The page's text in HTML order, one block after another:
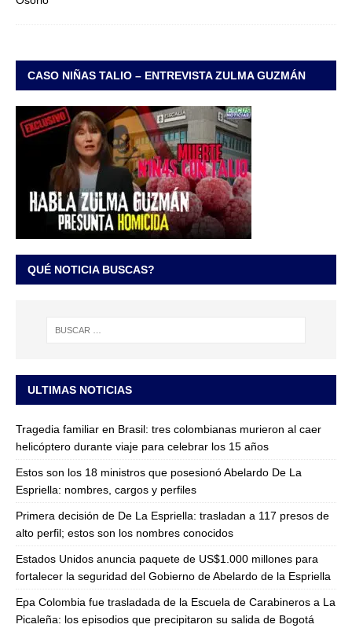
CASO NIÑAS TALIO – ENTREVISTA ZULMA GUZMÁN
QUÉ NOTICIA BUSCAS?
ULTIMAS NOTICIAS
Tragedia familiar en Brasil: tres colombianas murieron al caer
helicóptero durante viaje para celebrar los 15 años
Estos son los 18 ministros que posesionó Abelardo De La
Espriella: nombres, cargos y perfiles
Primera decisión de De La Espriella: trasladan a 117 presos de
alto perfil; estos son los nombres conocidos
Estados Unidos anuncia paquete de US$1.000 millones para
fortalecer la seguridad del Gobierno de Abelardo de la Espriella
Epa Colombia fue trasladada de la Escuela de Carabineros a La
Picaleña: los episodios que precipitaron su salida de Bogotá